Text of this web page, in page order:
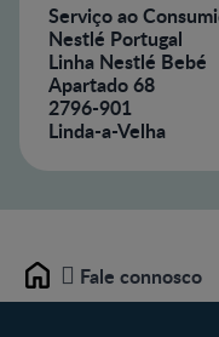
Serviço ao
Nestlé Portugal
Linha Nestlé Bebé
Apartado 68
2796-901
Linda-a-Velha
Home Fale connosco